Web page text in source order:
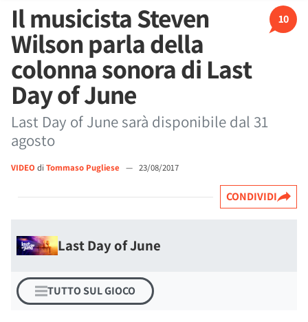
10
Il musicista Steven
Wilson parla della
colonna sonora di Last
Day of June
Last Day of June sarà disponibile dal 31
agosto
VIDEO di Tommaso Pugliese — 23/08/2017
CONDIVIDI
Last Day of June
TUTTO SUL GIOCO